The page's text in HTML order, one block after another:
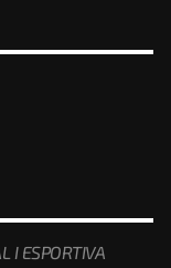
I ESPORTIVA